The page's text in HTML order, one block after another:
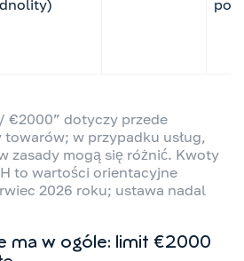
€2000” dotyczy przede
w przypadku usług,
zasady mogą się różnić. Kwoty
to wartości orientacyjne
2026 roku; ustawa nadal
ma w ogóle: limit €2000